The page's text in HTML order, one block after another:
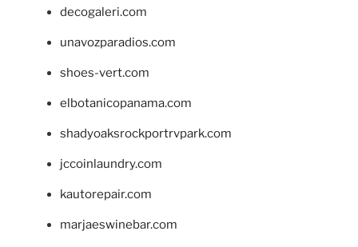
decogaleri.com
unavozparadios.com
shoes-vert.com
elbotanicopanama.com
shadyoaksrockportrvpark.com
jccoinlaundry.com
kautorepair.com
marjaeswinebar.com